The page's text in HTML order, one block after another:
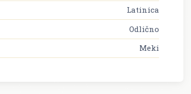
Latinica
Odlično
Meki